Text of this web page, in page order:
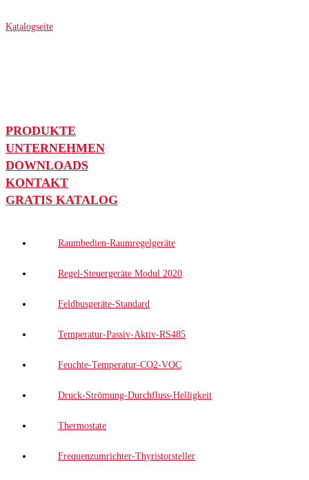
Katalogseite
PRODUKTE
UNTERNEHMEN
DOWNLOADS
KONTAKT
GRATIS KATALOG
Raumbedien-Raumregelgeräte
Regel-Steuergeräte Modul 2020
Feldbusgeräte-Standard
Temperatur-Passiv-Aktiv-RS485
Feuchte-Temperatur-CO2-VOC
Druck-Strömung-Durchfluss-Helligkeit
Thermostate
Frequenzumrichter-Thyristorsteller